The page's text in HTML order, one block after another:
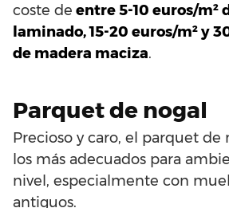
coste de entre 5-10 euros/m²
laminado, 15-20 euros/m² y
de madera maciza.
Parquet de nogal
Precioso y caro, el parquet de
los más adecuados para
nivel, especialmente con
antiguos.